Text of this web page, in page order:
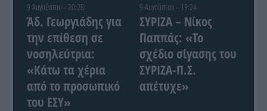
9 Αυγούστου - 20:28
Άδ. Γεωργιάδης για
την επίθεση σε
νοσηλεύτρια:
«Κάτω τα χέρια
από το προσωπικό
του ΕΣΥ»
9 Αυγούστου - 19:24
ΣΥΡΙΖΑ – Νίκος
Παππάς: «Το
σχέδιο σίγασης του
ΣΥΡΙΖΑ-Π.Σ.
απέτυχε»